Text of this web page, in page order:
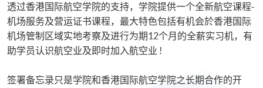
透过香港国际航空学院的支持，学院提供一个全新航空课程-
机场服务及营运证书课程，最大特色包括有机会於香港国际
机场管制区域实地考察及进行为期12个月的全薪实习机，有
助学员认识航空业及即时加入航空业 !
签署备忘录只是学院和香港国际航空学院之长期合作的开